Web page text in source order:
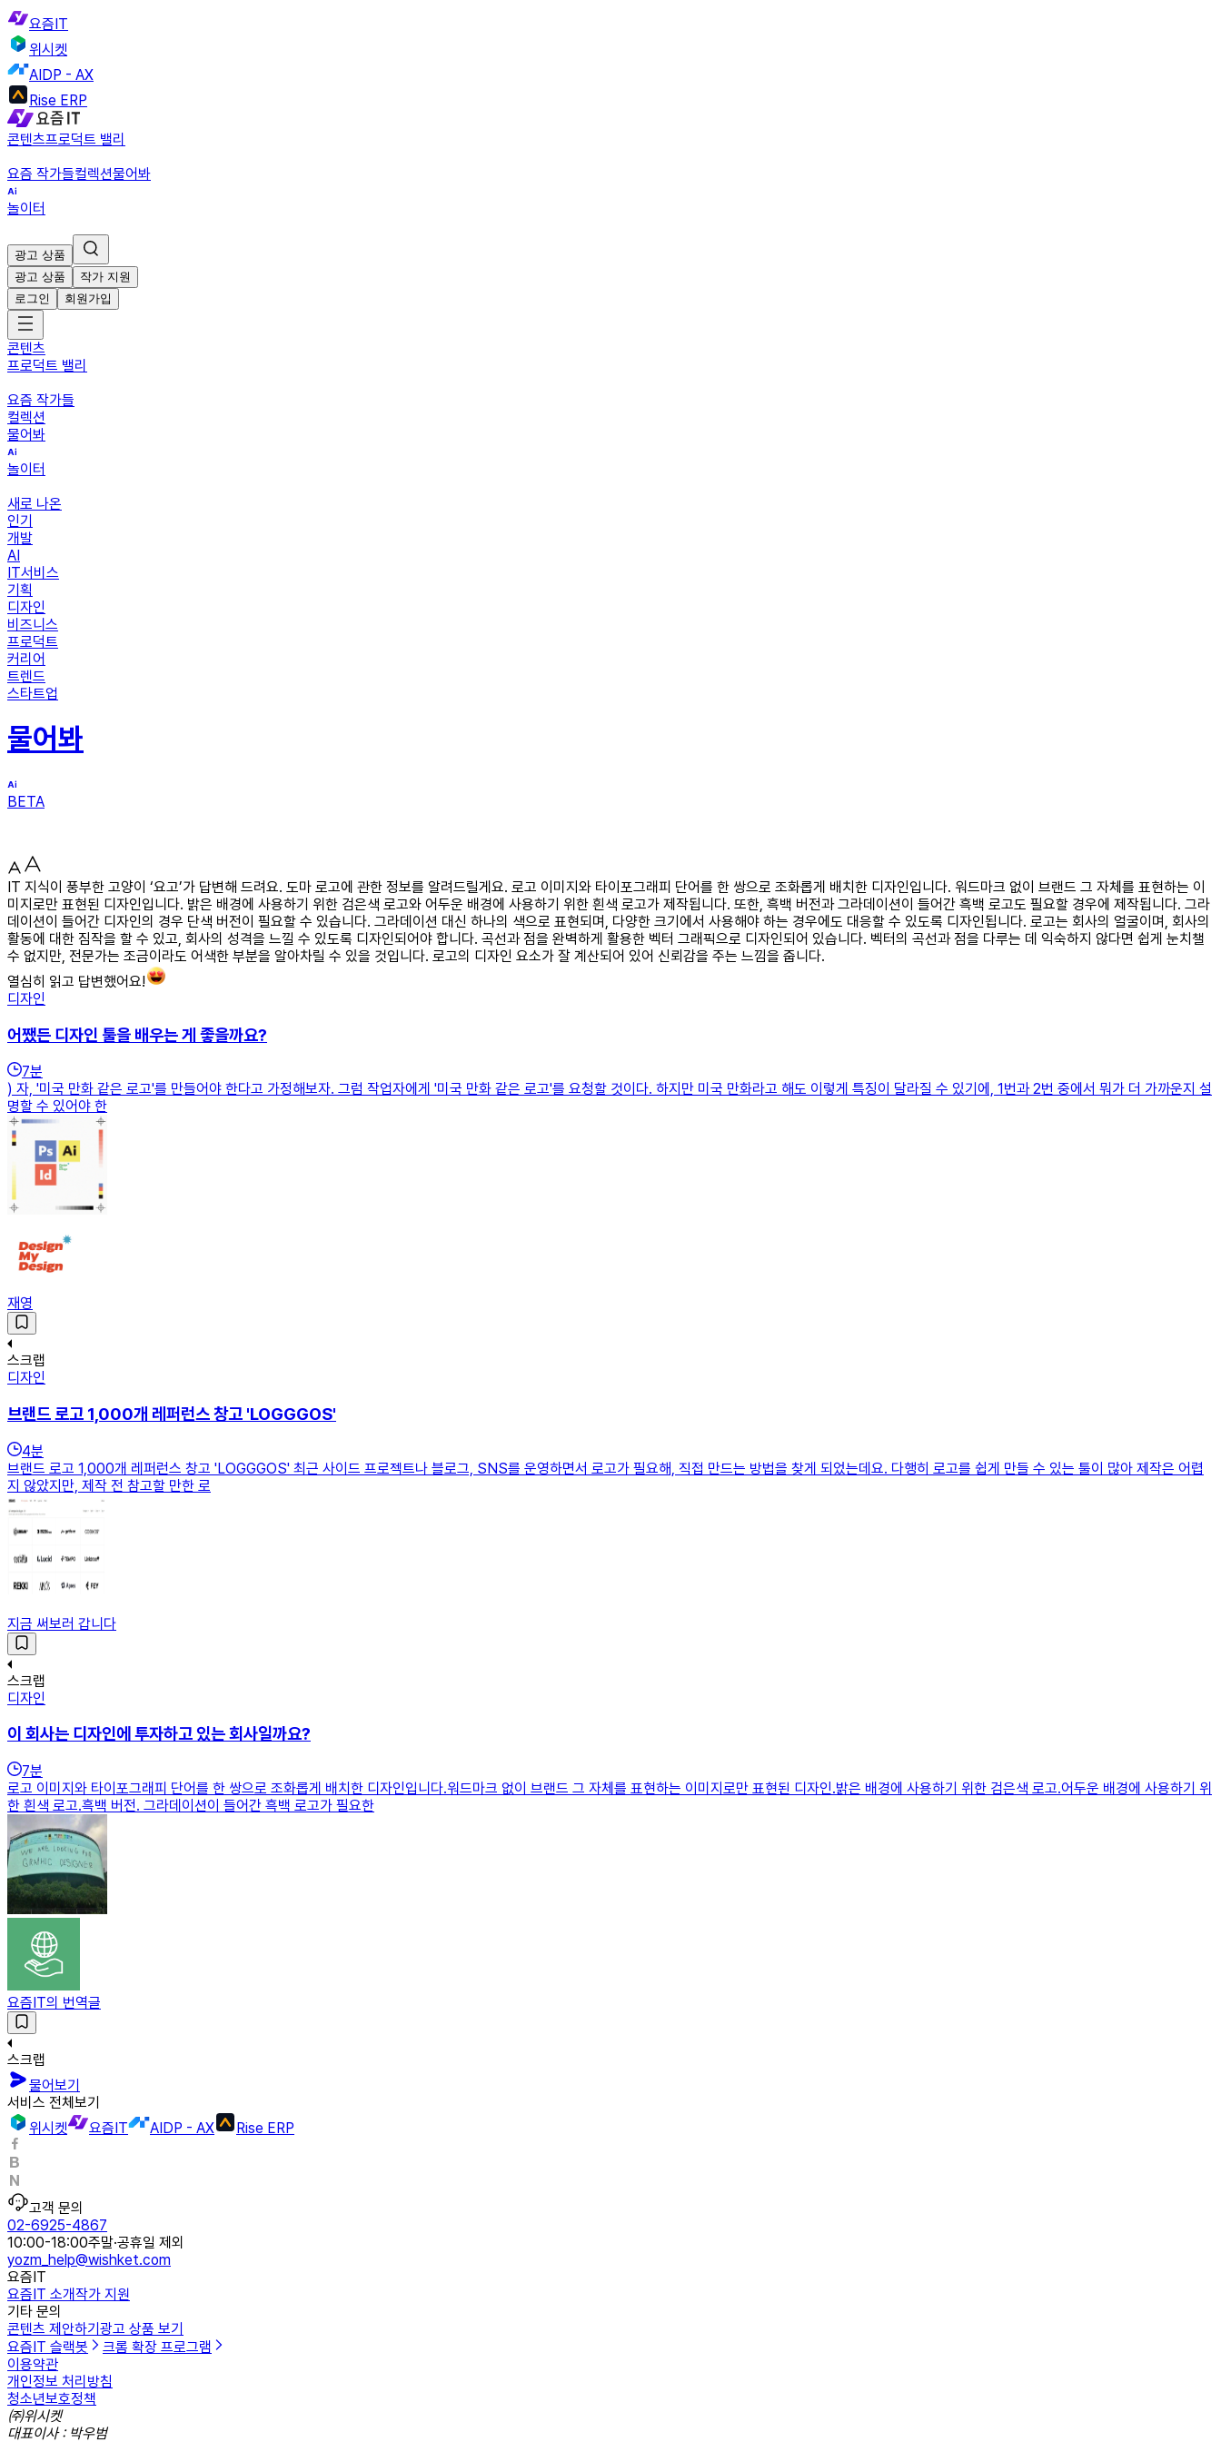
요즘IT
위시켓
AIDP - AX
Rise ERP
콘텐츠프로덕트 밸리
요즘 작가들컬렉션물어봐
놀이터
광고 상품
광고 상품
작가 지원
로그인
회원가입
콘텐츠
프로덕트 밸리
요즘 작가들
컬렉션
물어봐
놀이터
새로 나온
인기
개발
AI
IT서비스
기획
디자인
비즈니스
프로덕트
커리어
트렌드
스타트업
물어봐
BETA
IT 지식이 풍부한 고양이 ‘요고’가 답변해 드려요. 도마 로고에 관한 정보를 알려드릴게요. 로고 이미지와 타이포그래피 단어를 한 쌍으로 조화롭게 배치한 디자인입니다. 워드마크 없이 브랜드 그 자체를 표현하는 이
미지로만 표현된 디자인입니다. 밝은 배경에 사용하기 위한 검은색 로고와 어두운 배경에 사용하기 위한 흰색 로고가 제작됩니다. 또한, 흑백 버전과 그라데이션이 들어간 흑백 로고도 필요할 경우에 제작됩니다. 그라
데이션이 들어간 디자인의 경우 단색 버전이 필요할 수 있습니다. 그라데이션 대신 하나의 색으로 표현되며, 다양한 크기에서 사용해야 하는 경우에도 대응할 수 있도록 디자인됩니다. 로고는 회사의 얼굴이며, 회사의
활동에 대한 짐작을 할 수 있고, 회사의 성격을 느낄 수 있도록 디자인되어야 합니다. 곡선과 점을 완벽하게 활용한 벡터 그래픽으로 디자인되어 있습니다. 벡터의 곡선과 점을 다루는 데 익숙하지 않다면 쉽게 눈치챌
수 없지만, 전문가는 조금이라도 어색한 부분을 알아차릴 수 있을 것입니다. 로고의 디자인 요소가 잘 계산되어 있어 신뢰감을 주는 느낌을 줍니다.
열심히 읽고 답변했어요!
디자인
어쨌든 디자인 툴을 배우는 게 좋을까요?
7분
) 자, '미국 만화 같은 로고'를 만들어야 한다고 가정해보자. 그럼 작업자에게 '미국 만화 같은 로고'를 요청할 것이다. 하지만 미국 만화라고 해도 이렇게 특징이 달라질 수 있기에, 1번과 2번 중에서 뭐가 더 가까운지 설
명할 수 있어야 한
재영
스크랩
디자인
브랜드 로고 1,000개 레퍼런스 창고 'LOGGGOS'
4분
브랜드 로고 1,000개 레퍼런스 창고 'LOGGGOS' 최근 사이드 프로젝트나 블로그, SNS를 운영하면서 로고가 필요해, 직접 만드는 방법을 찾게 되었는데요. 다행히 로고를 쉽게 만들 수 있는 툴이 많아 제작은 어렵
지 않았지만, 제작 전 참고할 만한 로
지금 써보러 갑니다
스크랩
디자인
이 회사는 디자인에 투자하고 있는 회사일까요?
7분
로고 이미지와 타이포그래피 단어를 한 쌍으로 조화롭게 배치한 디자인입니다.워드마크 없이 브랜드 그 자체를 표현하는 이미지로만 표현된 디자인.밝은 배경에 사용하기 위한 검은색 로고.어두운 배경에 사용하기 위
한 흰색 로고.흑백 버전. 그라데이션이 들어간 흑백 로고가 필요한
요즘IT의 번역글
스크랩
물어보기
서비스 전체보기
위시켓
요즘IT AIDP - AX Rise ERP
고객 문의
02-6925-4867
10:00-18:00주말·공휴일 제외
yozm_help@wishket.com
요즘IT
요즘IT 소개작가 지원
기타 문의
콘텐츠 제안하기 광고 상품 보기
요즘IT 슬랙봇
크롬 확장 프로그램
이용약관
개인정보 처리방침
청소년보호정책
㈜위시켓
대표이사 : 박우범